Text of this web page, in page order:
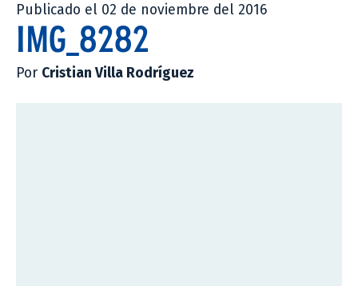
Publicado el 02 de noviembre del 2016
IMG_8282
Por Cristian Villa Rodríguez